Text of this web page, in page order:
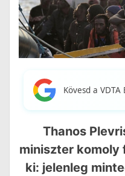
Kövesd a
Thanos
miniszter
ki: jelenleg